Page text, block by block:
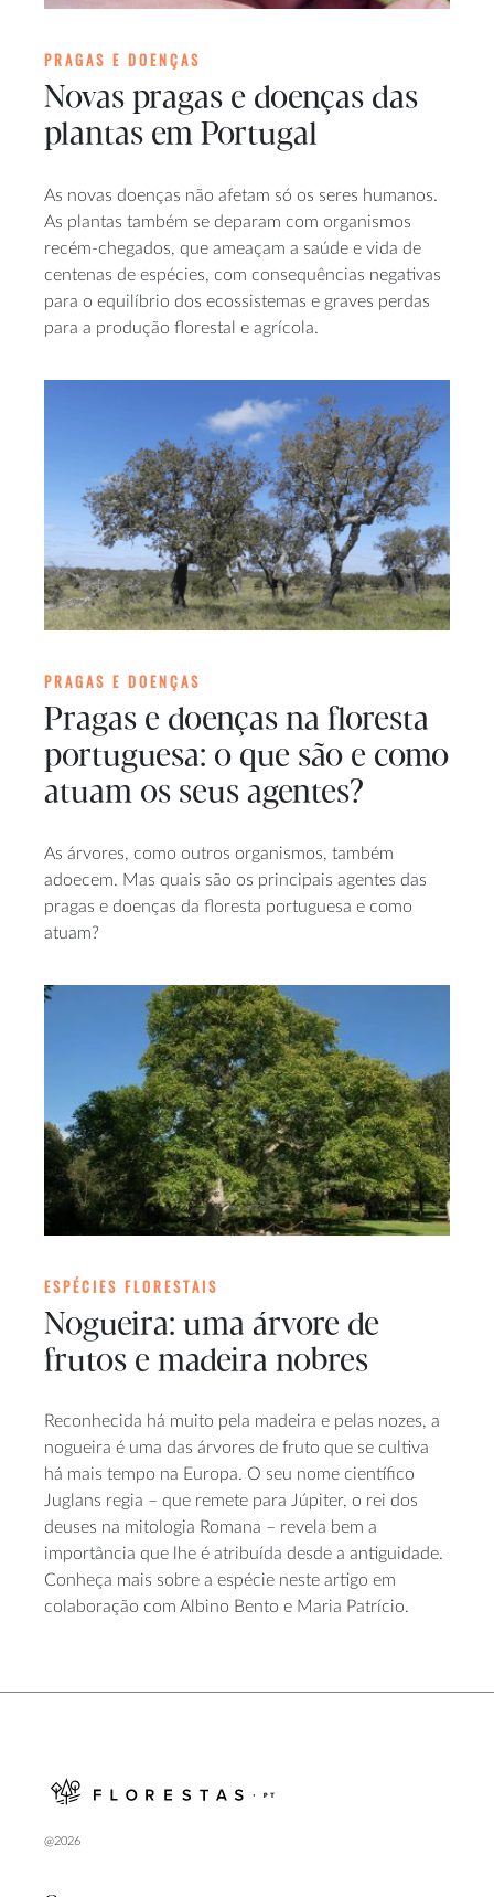
PRAGAS E DOENÇAS
Novas pragas e doenças das
plantas em Portugal
As novas doenças não afetam só os seres humanos.
As plantas também se deparam com organismos
recém-chegados, que ameaçam a saúde e vida de
centenas de espécies, com consequências negativas
para o equilíbrio dos ecossistemas e graves perdas
para a produção florestal e agrícola.
PRAGAS E DOENÇAS
Pragas e doenças na floresta
portuguesa: o que são e como
atuam os seus agentes?
As árvores, como outros organismos, também
adoecem. Mas quais são os principais agentes das
pragas e doenças da floresta portuguesa e como
atuam?
ESPÉCIES FLORESTAIS
Nogueira: uma árvore de
frutos e madeira nobres
Reconhecida há muito pela madeira e pelas nozes, a
nogueira é uma das árvores de fruto que se cultiva
há mais tempo na Europa. O seu nome científico
Juglans regia – que remete para Júpiter, o rei dos
deuses na mitologia Romana – revela bem a
importância que lhe é atribuída desde a antiguidade.
Conheça mais sobre a espécie neste artigo em
colaboração com Albino Bento e Maria Patrício.
@2026